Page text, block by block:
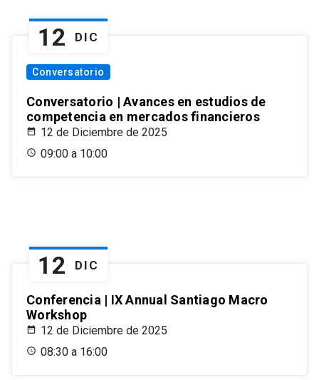
12 DIC
Conversatorio
Conversatorio | Avances en estudios de
competencia en mercados financieros
12 de Diciembre de 2025
09:00 a 10:00
12 DIC
Conferencia | IX Annual Santiago Macro
Workshop
12 de Diciembre de 2025
08:30 a 16:00